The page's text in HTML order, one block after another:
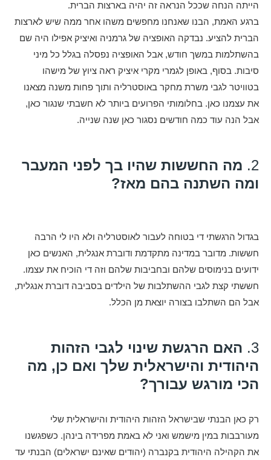
הייתה הנחה שככל הנראה זה יהיה בארצות הברית.
ברגע האמת, הבנו שאנחנו מחפשים משהו אחר ממה שיש לארצות
הברית להציע. נבדקה האופציה של גרמניה ואיציק אפילו היה שם
בהשתלמות במשך חודש, אבל האופציה נפסלה בגלל כל מיני
סיבות. בסוף, באופן לגמרי מקרי איציק ראה ציוץ של מישהו
בטוויטר לגבי משרת מחקר באוסטרליה ותוך פחות משנה מצאנו
את עצמנו כאן. בחלומותי הפרועים ביותר לא חשבתי שנגור כאן,
אבל הנה עוד כמה חודשים נסגור כאן שנה שנייה.
2. מה החששות שהיו בך לפני המעבר
ומה השתנה בהם מאז?
בגדול הרגשתי די בטוחה לעבור לאוסטרליה ולא היו לי הרבה
חששות. מדובר במדינה מתקדמת ודוברת אנגלית, האנשים כאן
ידועים בנימוסים שלהם ובחביבות שלהם וזה די הוכיח את עצמו.
חששתי קצת לגבי ההשתלבות של הילדים בסביבה דוברת אנגלית,
אבל הם השתלבו בצורה יוצאת מן הכלל.
3. האם הרגשת שינוי לגבי הזהות
היהודית והישראלית שלך ואם כן, מה
הכי מורגש עבורך?
רק כאן הבנתי שבישראל הזהות היהודית והישראלית שלי
מעורבבות במין מישמש ואני לא באמת מפרידה בינהן. כשפגשנו
את הקהילה היהודית בקנברה (יהודים שאינם ישראלים) הבנתי עד